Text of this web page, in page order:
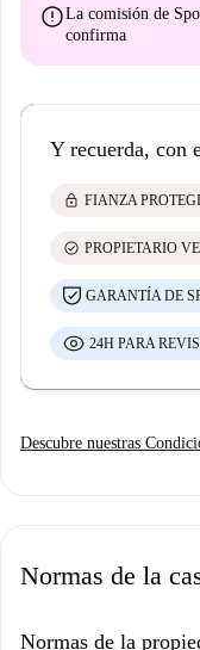
errorLa comisión de
confirma
Y recuerda, con
lock FIANZA
check_circle PROPIETARIO
GARANTÍA DE
24H PARA
Descubre nuestras
Normas de la
Normas de la